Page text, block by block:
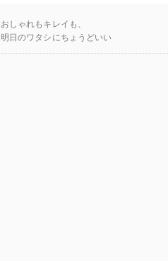
おしゃれもキレイも、
明日のワタシにちょうどいい